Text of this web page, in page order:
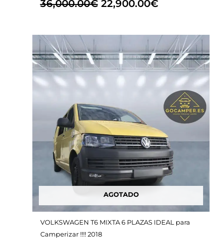
36,000.00€ 22,900.00€
AGOTADO
VOLKSWAGEN T6 MIXTA 6 PLAZAS IDEAL para
Camperizar !!!! 2018
precio
original
era:
El
precio
actual
es:
23,900.00€.